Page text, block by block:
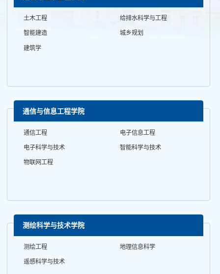
土木工程 给排水科学与工程
智能建造 城乡规划
建筑学
通信与信息工程学院
通信工程 电子信息工程
电子科学与技术 智能科学与技术
物联网工程
测绘科学与技术学院
测绘工程 地理信息科学
遥感科学与技术